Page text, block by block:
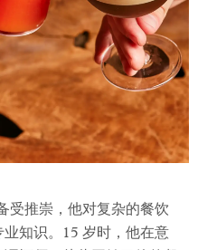
受推崇，他对复杂的餐饮
知识。15 岁时，他在意